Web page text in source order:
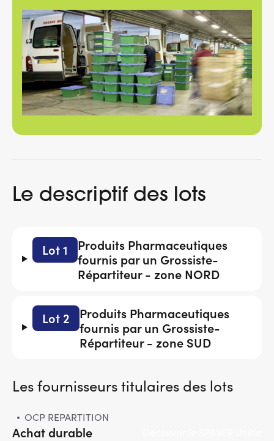
Le descriptif des lots
Lot 1
Produits Pharmaceutiques
fournis par un Grossiste-
Répartiteur - zone NORD
Lot 2
Produits Pharmaceutiques
fournis par un Grossiste-
Répartiteur - zone SUD
Les fournisseurs titulaires des lots
OCP REPARTITION
Achat durable